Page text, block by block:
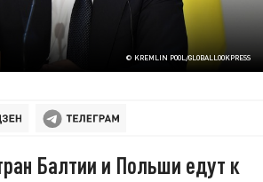
© KREMLIN POOL/GLOBALLOOKPRESS
Балтии и Польши едут к